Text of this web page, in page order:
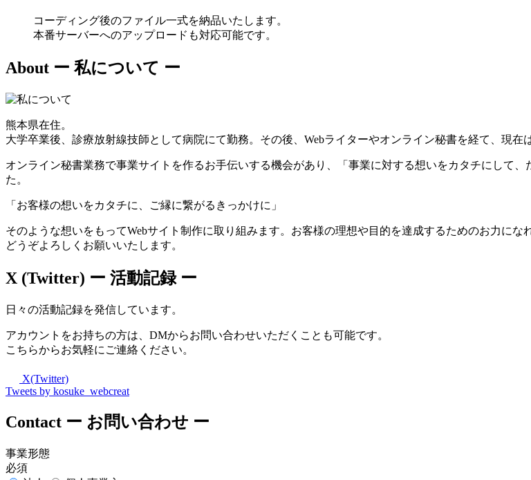
コーディング後のファイル一式を納品いたします。
本番サーバーへのアップロードも対応可能です。
About ー 私について ー
熊本県在住。
大学卒業後、診療放射線技師として病院にて勤務。その後、Webライターやオンライン秘書を経て、現在
オンライン秘書業務で事業サイトを作るお手伝いする機会があり、「事業に対する想いをカタチにして
た。
「お客様の想いをカタチに、ご縁に繋がるきっかけに」
そのような想いをもってWebサイト制作に取り組みます。お客様の理想や目的を達成するためのお力にな
どうぞよろしくお願いいたします。
X (Twitter) ー 活動記録 ー
日々の活動記録を発信しています。
アカウントをお持ちの方は、DMからお問い合わせいただくことも可能です。
こちらからお気軽にご連絡ください。
X(Twitter)
Tweets by kosuke_webcreat
Contact ー お問い合わせ ー
事業形態
必須